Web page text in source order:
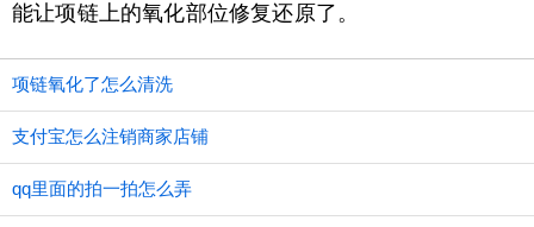
能让项链上的氧化部位修复还原了。
项链氧化了怎么清洗
支付宝怎么注销商家店铺
qq里面的拍一拍怎么弄